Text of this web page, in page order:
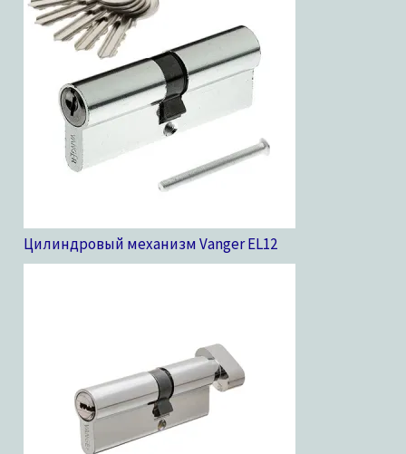
Цилиндровый механизм Vanger EL12